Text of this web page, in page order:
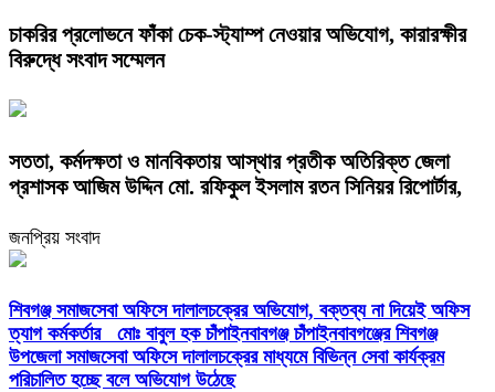
চাকরির প্রলোভনে ফাঁকা চেক-স্ট্যাম্প নেওয়ার অভিযোগ, কারারক্ষীর
বিরুদ্ধে সংবাদ সম্মেলন
সততা, কর্মদক্ষতা ও মানবিকতায় আস্থার প্রতীক অতিরিক্ত জেলা
প্রশাসক আজিম উদ্দিন মো. রফিকুল ইসলাম রতন সিনিয়র রিপোর্টার,
জনপ্রিয় সংবাদ
শিবগঞ্জ সমাজসেবা অফিসে দালালচক্রের অভিযোগ, বক্তব্য না দিয়েই অফিস
ত্যাগ কর্মকর্তার মোঃ বাবুল হক চাঁপাইনবাবগঞ্জ চাঁপাইনবাবগঞ্জের শিবগঞ্জ
উপজেলা সমাজসেবা অফিসে দালালচক্রের মাধ্যমে বিভিন্ন সেবা কার্যক্রম
পরিচালিত হচ্ছে বলে অভিযোগ উঠেছে